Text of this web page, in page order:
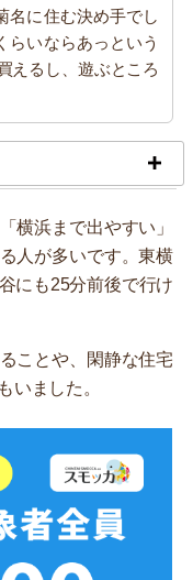
名に住む決め手でし
らいならあっという
えるし、遊ぶところ
横浜まで出やすい」
人が多いです。東横
にも25分前後で行け
ことや、閑静な住宅
いました。